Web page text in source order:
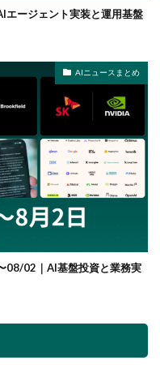
エージェント実装と運用基盤
AIニュースまとめ
08/02｜AI基盤投資と業務実